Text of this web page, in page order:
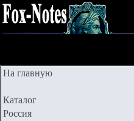
На главную
Каталог
Россия